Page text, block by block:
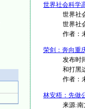
世界社会科学
世界社
世界社
作者：
荣剑：奔向重
发布时
和打黑
作者：
林安梧：先做
来源:南